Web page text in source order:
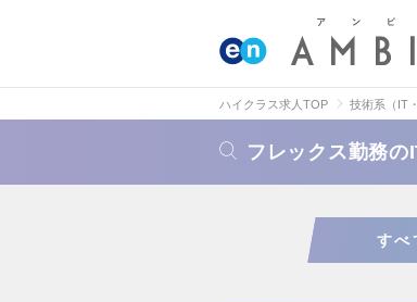
ハイクラス求人TOP 技術系（IT
フレックス勤務
すべ